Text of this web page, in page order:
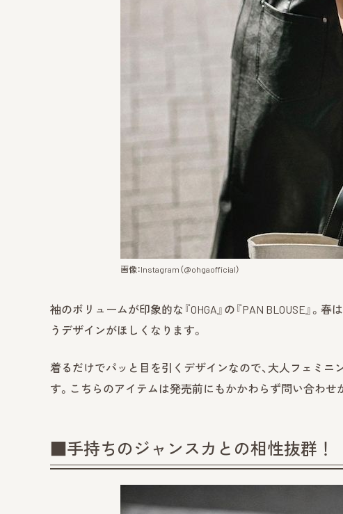
画像：Instagram（@ohgaofficial）
袖のボリュームが印象的な『OHGA』の『PAN BLOUSE』
うデザインがほしくなります。
着るだけでパッと目を引くデザインなので、大人フェミ
す。こちらのアイテムは発売前にもかかわらず問い合わせ
■手持ちのジャンスカとの相性抜群！